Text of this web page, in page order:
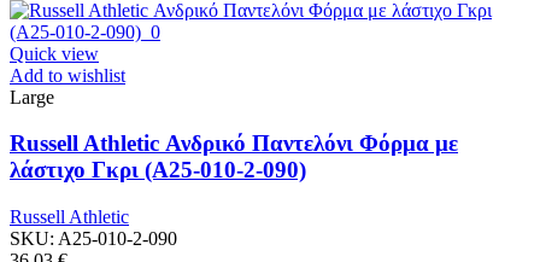
Quick view
Add to wishlist
Large
Russell Athletic Ανδρικό Παντελόνι Φόρμα με
λάστιχο Γκρι (A25-010-2-090)
Russell Athletic
SKU: A25-010-2-090